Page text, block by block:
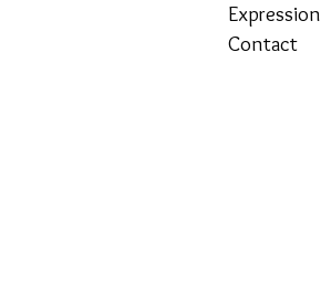
Expression
Contact